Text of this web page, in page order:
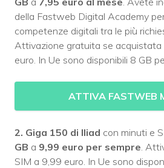
della Fastweb Digital Academy
competenze digitali tra le più
Attivazione gratuita se acquistata
euro. In Ue sono disponibili 8 GB
ATTIVA FASTWEB
2. Giga 150 di Iliad con minuti e
GB a 9,99 euro per sempre .
SIM a 9,99 euro. In Ue sono